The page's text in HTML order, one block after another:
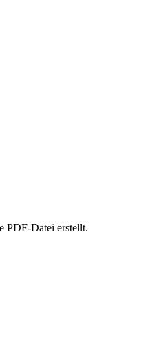
PDF-Datei erstellt.